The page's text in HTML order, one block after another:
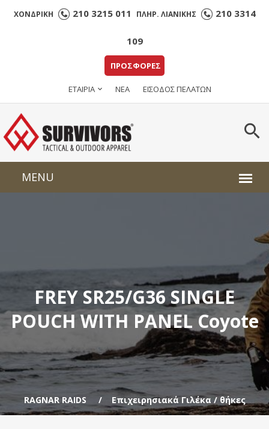
ΧΟΝΔΡΙΚΗ 210 3215 011 ΠΛΗΡ. ΛΙΑΝΙΚΗΣ 210 3314
109
ΠΡΟΣΦΟΡΕΣ
ΕΤΑΙΡΙΑ ΝΕΑ ΕΙΣΟΔΟΣ ΠΕΛΑΤΩΝ
FREY SR25/G36 SINGLE
POUCH WITH PANEL Coyote
RAGNAR RAIDS Επιχειρησιακά Γιλέκα / θήκες